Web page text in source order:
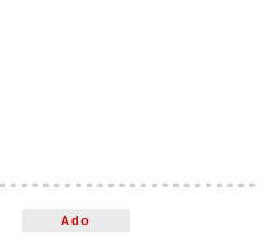
Ado